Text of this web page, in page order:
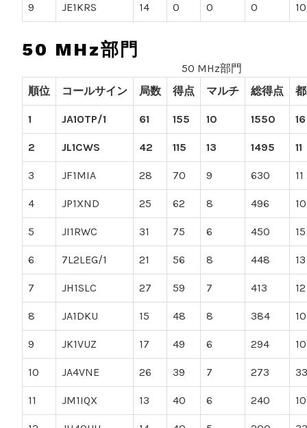
9 JE1KRS 14 0 0 0 10
50 MHz部門
50 MHz部門
順位
コールサイン 局数 得点 マルチ 総得点
1 JA1OTP/1 61 155 10 1550 16
2 JL1CWS 42 115 13 1495 11
3 JF1MIA 28 70 9 630 11
4 JP1XND 25 62 8 496 10
5 JI1RWC 31 75 6 450 15
6 7L2LEG/1 21 56 8 448 13
7 JH1SLC 27 59 7 413 12
8 JA1DKU 15 48 8 384 10
9 JK1VUZ 17 49 6 294 10
10 JA4VNE 26 39 7 273 33
11 JM1IQX 13 40 6 240 10